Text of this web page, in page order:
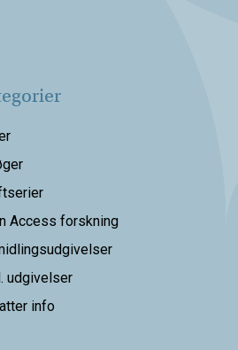
Access forskning
udgivelser
info